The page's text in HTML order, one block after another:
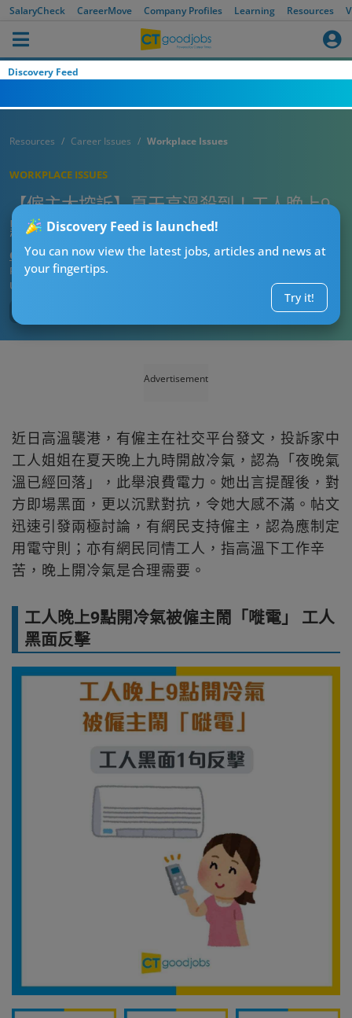
SalaryCheck CareerMove Company Profiles Learning Resources
Discovery Feed
Discovery Feed is launched!
You can now view the latest jobs, articles and news at
your fingertips.
Try it!
Resources Career Issues Workplace Issues
WORKPLACE ISSUES
【僱主大控訴】夏天高溫殺到！工人晚上9
點開冷氣被僱主鬧「嘥電」 工人黑面反擊
CTgoodjobs’ Editor
Published:2026-06-10 12:15
Updated:
Advertisement
近日高溫襲港，有僱主在社交平台發文，投訴家中
工人姐姐在夏天晚上九時開啟冷氣，認為「夜晚氣
溫已經回落」，此舉浪費電力。她出言提醒後，對
方即場黑面，更以沉默對抗，令她大感不滿。帖文
迅速引發兩極討論，有網民支持僱主，認為應制定
用電守則；亦有網民同情工人，指高溫下工作辛
苦，晚上開冷氣是合理需要。
工人晚上9點開冷氣被僱主鬧「嘥電」 工人
黑面反擊